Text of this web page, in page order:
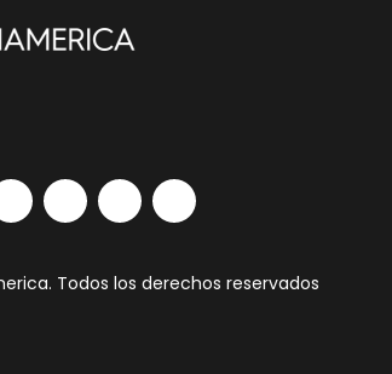
Todos los derechos reservados